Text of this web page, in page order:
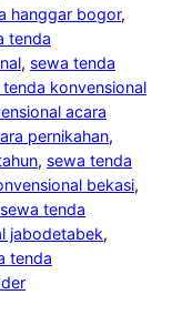
hanggar bogor
tenda
, sewa tenda
konvensional
acara
pernikahan
, sewa tenda
bekasi
sewa tenda
jabodetabek
tenda